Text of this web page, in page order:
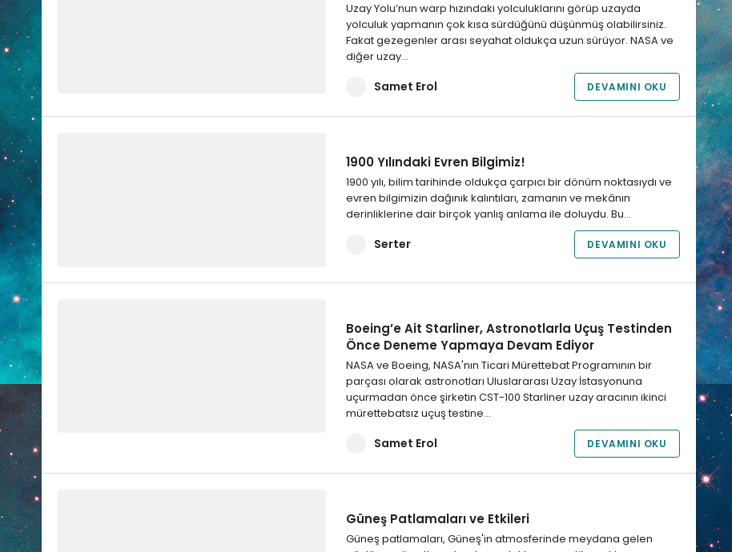
Uzay Yolu’nun warp hızındaki yolculuklarını görüp uzayda
yolculuk yapmanın çok kısa sürdüğünü düşünmüş olabilirsiniz.
Fakat gezegenler arası seyahat oldukça uzun sürüyor. NASA ve
diğer uzay…
Samet Erol DEVAMINI OKU
1900 Yılındaki Evren Bilgimiz!
1900 yılı, bilim tarihinde oldukça çarpıcı bir dönüm noktasıydı ve
evren bilgimizin dağınık kalıntıları, zamanın ve mekânın
derinliklerine dair birçok yanlış anlama ile doluydu. Bu…
Serter DEVAMINI OKU
Boeing’e Ait Starliner, Astronotlarla Uçuş Testinden
Önce Deneme Yapmaya Devam Ediyor
NASA ve Boeing, NASA'nın Ticari Mürettebat Programının bir
parçası olarak astronotları Uluslararası Uzay İstasyonuna
uçurmadan önce şirketin CST-100 Starliner uzay aracının ikinci
mürettebatsız uçuş testine…
Samet Erol DEVAMINI OKU
Güneş Patlamaları ve Etkileri
Güneş patlamaları, Güneş'in atmosferinde meydana gelen